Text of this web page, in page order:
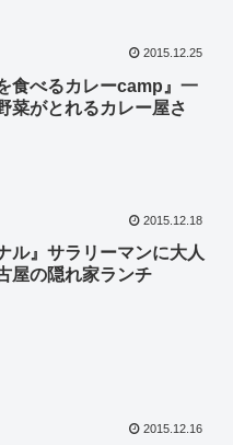
2015.12.25
食べるカレーcamp』一
菜がとれるカレー屋さ
2015.12.18
ル』サラリーマンに大人
屋の隠れ家ランチ
2015.12.16